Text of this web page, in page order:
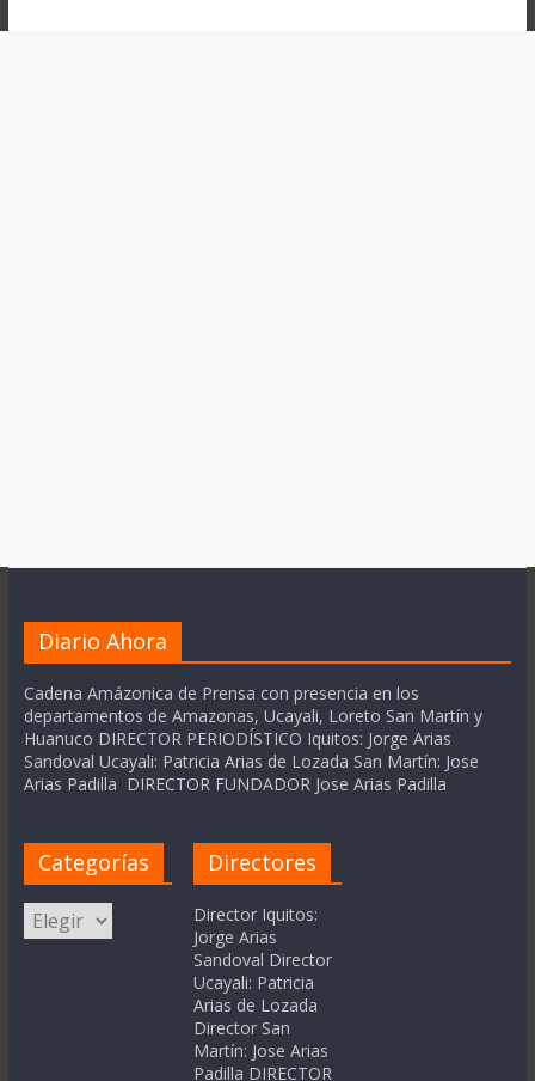
Diario Ahora
Cadena Amázonica de Prensa con presencia en los
departamentos de Amazonas, Ucayali, Loreto San Martín y
Huanuco DIRECTOR PERIODÍSTICO Iquitos: Jorge Arias
Sandoval Ucayali: Patricia Arias de Lozada San Martín: Jose
Arias Padilla DIRECTOR FUNDADOR Jose Arias Padilla
Categorías
Categorías
Directores
Director Iquitos:
Jorge Arias
Sandoval Director
Ucayali: Patricia
Arias de Lozada
Director San
Martín: Jose Arias
Padilla DIRECTOR